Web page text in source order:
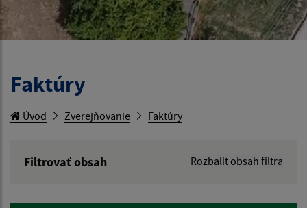
Faktúry
Úvod Zverejňovanie Faktúry
Filtrovať obsah
Rozbaliť obsah filtra